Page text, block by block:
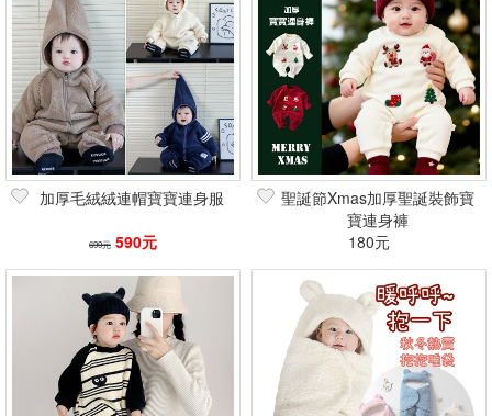
加厚毛絨絨連帽寶寶連身服
699元 590元
聖誕節Xmas加厚聖誕裝飾寶
寶連身褲
180元